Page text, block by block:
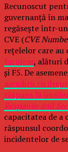
Recunoscut
guvernanță în
regăsește într-
CVE (CVE
rețelelor care au
furnizor, alături
și F5. De
membru cu
răspuns la
Response and
capacitatea de a
răspunsul
incidentelor de